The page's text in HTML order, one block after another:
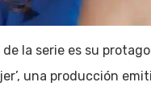
la serie es su
una producción